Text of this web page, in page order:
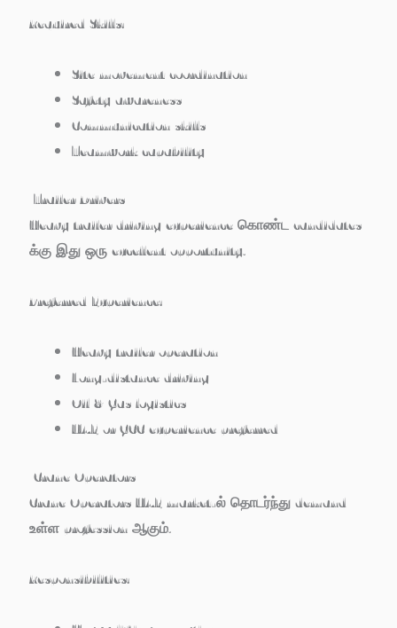
Required Skills:
Site movement coordination
Safety awareness
Communication skills
Teamwork capability
Trailer Drivers
Heavy trailer driving experience கொண்ட candidates
க்கு இது ஒரு excellent opportunity.
Preferred Experience:
Heavy trailer operation
Long-distance driving
Oil & Gas logistics
UAE or GCC experience preferred
Crane Operators
Crane Operators UAE market-ல் தொடர்ந்து demand
உள்ள profession ஆகும்.
Responsibilities: